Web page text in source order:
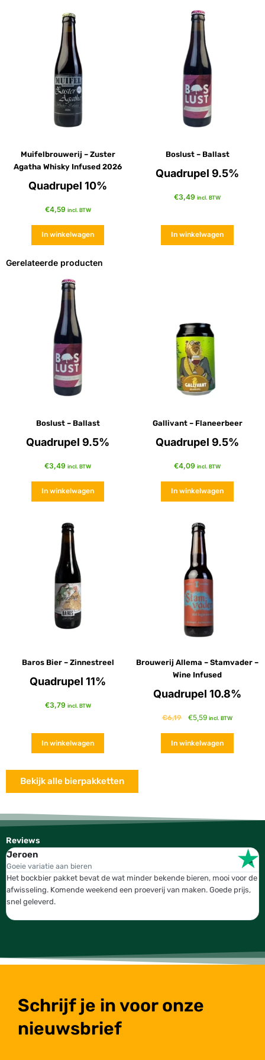
Muifelbrouwerij – Zuster
Agatha Whisky Infused 2026
Quadrupel 10%
€4,59 incl. BTW
In winkelwagen
Boslust – Ballast
Quadrupel 9.5%
€3,49 incl. BTW
In winkelwagen
Gerelateerde producten
Boslust – Ballast
Quadrupel 9.5%
€3,49 incl. BTW
In winkelwagen
Gallivant – Flaneerbeer
Quadrupel 9.5%
€4,09 incl. BTW
In winkelwagen
Baros Bier – Zinnestreel
Quadrupel 11%
€3,79 incl. BTW
In winkelwagen
Brouwerij Allema – Stamvader –
Wine Infused
Quadrupel 10.8%
€6,19 €5,59 incl. BTW
In winkelwagen
Bekijk alle bierpakketten
Reviews
Jeroen
Goeie variatie aan bieren
Het bockbier pakket bevat de wat minder bekende bieren, mooi voor de
afwisseling. Komende weekend een proeverij van maken. Goede prijs,
snel geleverd.
Schrijf je in voor onze
nieuwsbrief